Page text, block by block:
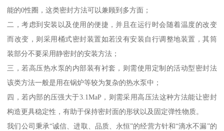
能的0性圈，这类密封方法可以兼顾到多方面；
二，考虑到安装以及使用的便捷，并且在运行时会随着温度的改变
而改变，则采用桶式密封装置如若没有安装自行调整地装置，其筒
装部分不要采用静密封的安装方法；
三，若高压热水泵的内部装有衬套，则需使用定制的活动型密封法
该类方法一般是用在锅炉等较为复杂的热水泵中；
四，若内部的压强大于3.1MaP，则需采用高压法这种方法能让密封
构造更具稳定性，有助于保持密封面的形状以及固定弹性物质。
我们公司秉承“诚信、进取、品质、永恒”的经营方针和“滴水不漏”的